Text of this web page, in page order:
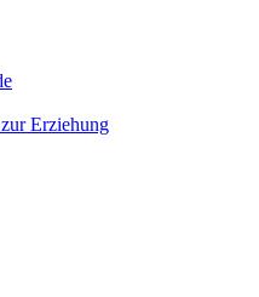
Erziehung